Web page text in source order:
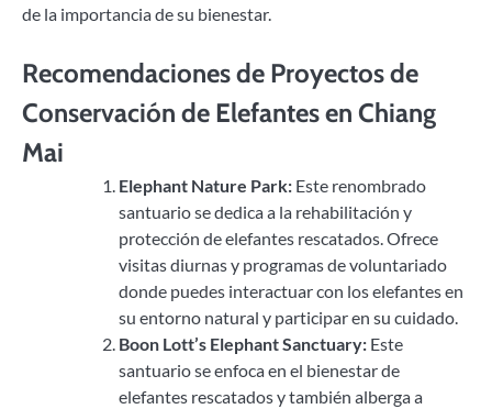
de la importancia de su bienestar.
Recomendaciones de Proyectos de
Conservación de Elefantes en Chiang
Mai
Elephant Nature Park: Este renombrado
santuario se dedica a la rehabilitación y
protección de elefantes rescatados. Ofrece
visitas diurnas y programas de voluntariado
donde puedes interactuar con los elefantes en
su entorno natural y participar en su cuidado.
Boon Lott’s Elephant Sanctuary: Este
santuario se enfoca en el bienestar de
elefantes rescatados y también alberga a